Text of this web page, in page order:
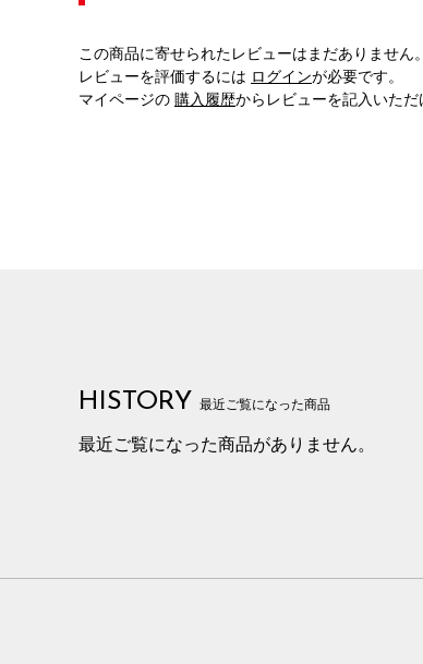
この商品に寄せられたレビューはまだありません。
レビューを評価するには ログインが必要です。
マイページの 購入履歴からレビューを記入いただ
HISTORY 最近ご覧になった商品
最近ご覧になった商品がありません。